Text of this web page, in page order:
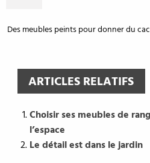
Des meubles peints pour donner du
ARTICLES RELATIFS
Choisir ses meubles de
l’espace
Le détail est dans le jardin